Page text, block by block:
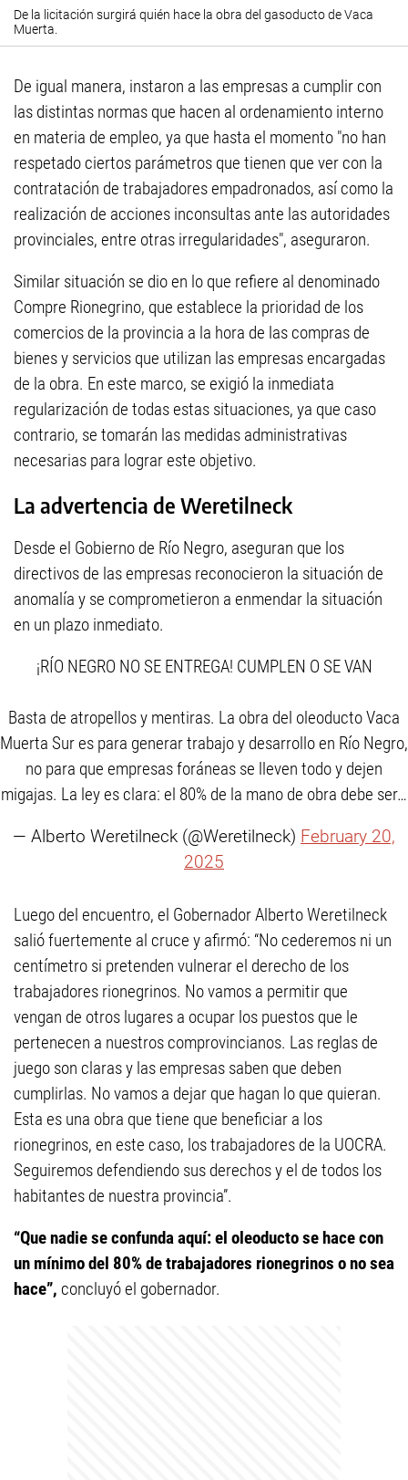
De la licitación surgirá quién hace la obra del gasoducto de Vaca
Muerta.
De igual manera, instaron a las empresas a cumplir con
las distintas normas que hacen al ordenamiento interno
en materia de empleo, ya que hasta el momento "no han
respetado ciertos parámetros que tienen que ver con la
contratación de trabajadores empadronados, así como la
realización de acciones inconsultas ante las autoridades
provinciales, entre otras irregularidades", aseguraron.
Similar situación se dio en lo que refiere al denominado
Compre Rionegrino, que establece la prioridad de los
comercios de la provincia a la hora de las compras de
bienes y servicios que utilizan las empresas encargadas
de la obra. En este marco, se exigió la inmediata
regularización de todas estas situaciones, ya que caso
contrario, se tomarán las medidas administrativas
necesarias para lograr este objetivo.
La advertencia de Weretilneck
Desde el Gobierno de Río Negro, aseguran que los
directivos de las empresas reconocieron la situación de
anomalía y se comprometieron a enmendar la situación
en un plazo inmediato.
¡RÍO NEGRO NO SE ENTREGA! CUMPLEN O SE VAN
Basta de atropellos y mentiras. La obra del oleoducto Vaca
Muerta Sur es para generar trabajo y desarrollo en Río Negro,
no para que empresas foráneas se lleven todo y dejen
migajas. La ley es clara: el 80% de la mano de obra debe ser…
— Alberto Weretilneck (@Weretilneck) February 20,
2025
Luego del encuentro, el Gobernador Alberto Weretilneck
salió fuertemente al cruce y afirmó: “No cederemos ni un
centímetro si pretenden vulnerar el derecho de los
trabajadores rionegrinos. No vamos a permitir que
vengan de otros lugares a ocupar los puestos que le
pertenecen a nuestros comprovincianos. Las reglas de
juego son claras y las empresas saben que deben
cumplirlas. No vamos a dejar que hagan lo que quieran.
Esta es una obra que tiene que beneficiar a los
rionegrinos, en este caso, los trabajadores de la UOCRA.
Seguiremos defendiendo sus derechos y el de todos los
habitantes de nuestra provincia”.
“Que nadie se confunda aquí: el oleoducto se hace con
un mínimo del 80% de trabajadores rionegrinos o no sea
hace”, concluyó el gobernador.